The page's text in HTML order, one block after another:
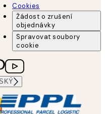
Cookies
Žádost o zrušení
objednávky
Spravovat soubory
cookie